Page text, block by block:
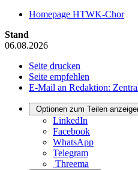
Homepage HTWK-Chor
Stand
06.08.2026
Seite drucken
Seite empfehlen
E-Mail an Redaktion:
Optionen zum Teilen
LinkedIn
Facebook
WhatsApp
Telegram
Threema